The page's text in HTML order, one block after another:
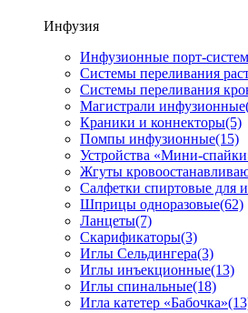
Инфузия
Инфузионные порт-
Системы переливания
Системы переливания
Магистрали инфузионные
Краники и коннекторы(5)
Помпы инфузионные(15)
Устройства «Мини-
Жгуты
Салфетки спиртовые для
Шприцы одноразовые(62)
Ланцеты(7)
Скарификаторы(3)
Иглы Сельдингера(3)
Иглы инъекционные(13)
Иглы спинальные(18)
Игла катетер «Бабочка»